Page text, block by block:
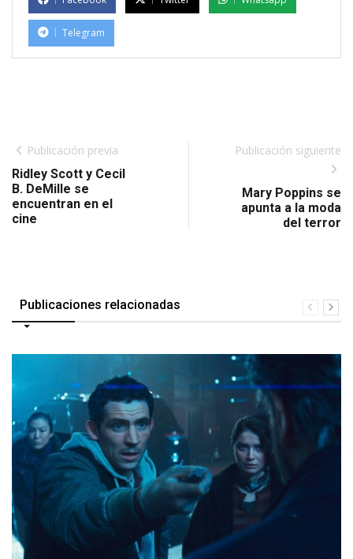
Telegram
Publicación previa
Ridley Scott y Cecil
B. DeMille se
encuentran en el
cine
Publicación siguiente
Mary Poppins se
apunta a la moda
del terror
Publicaciones relacionadas